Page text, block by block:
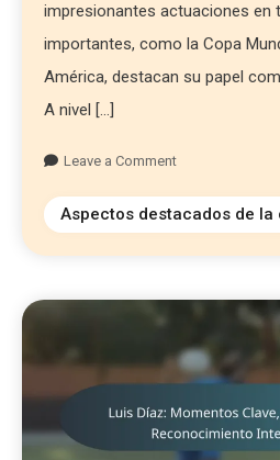
impresionantes actuaciones en
importantes, como la Copa
América, destacan su papel
A nivel […]
Leave a Comment
Aspectos destacados de la